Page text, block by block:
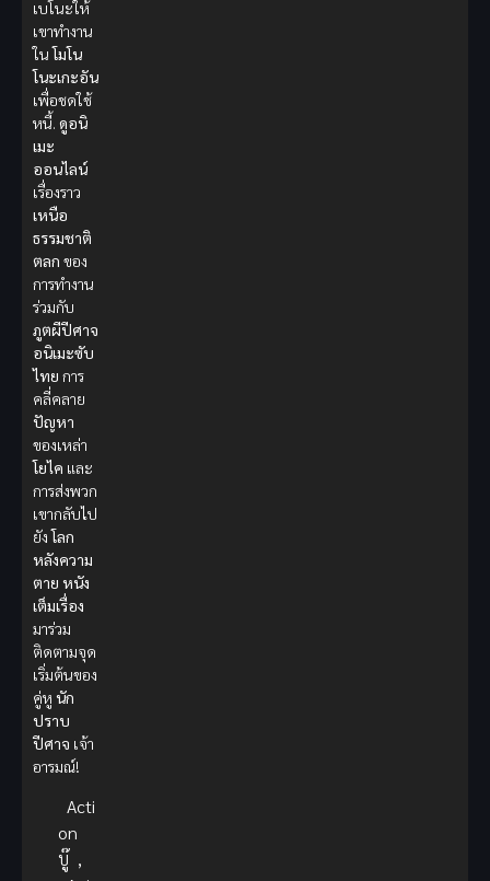
เบโนะให้
เขาทำงาน
ในโมโน
โนะเกะอัน
เพื่อชดใช้
หนี้. ดูอนิ
เมะ
ออนไลน์
เรื่องราว
เหนือ
ธรรมชาติ
ตลก ของ
การทำงาน
ร่วมกับ
ภูตผีปีศาจ
อนิเมะซับ
ไทย การ
คลี่คลาย
ปัญหา
ของเหล่า
โยไค และ
การส่งพวก
เขากลับไป
ยังโลก
หลังความ
ตาย หนัง
เต็มเรื่อง
มาร่วม
ติดตามจุด
เริ่มต้นของ
คู่หู นัก
ปราบ
ปีศาจ เจ้า
อารมณ์!
Acti
on
บู๊ ,